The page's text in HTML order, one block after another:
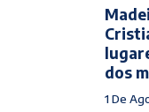
dos
1 De